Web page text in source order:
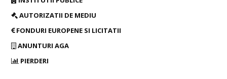
AUTORIZATII DE MEDIU
FONDURI EUROPENE SI LICITATII
ANUNTURI AGA
PIERDERI